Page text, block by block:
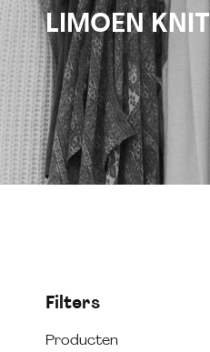
LIMOEN KNIT
Filters
Producten